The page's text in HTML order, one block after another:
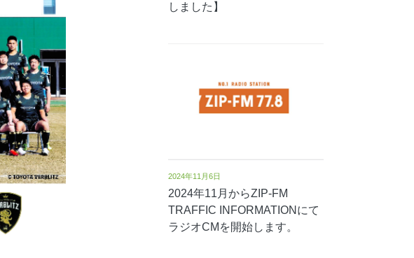
しました】
2024年11月6日
2024年11月からZIP-FM
TRAFFIC INFORMATIONにて
ラジオCMを開始します。